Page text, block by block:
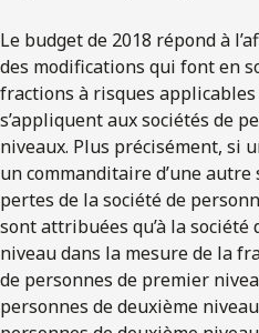
Le budget de 2018 répond à
des modifications qui font en
fractions à risques
s’appliquent aux sociétés de
niveaux. Plus précisément, si
un commanditaire d’une
pertes de la société de
sont attribuées qu’à la
niveau dans la mesure de la
de personnes de premier
personnes de deuxième